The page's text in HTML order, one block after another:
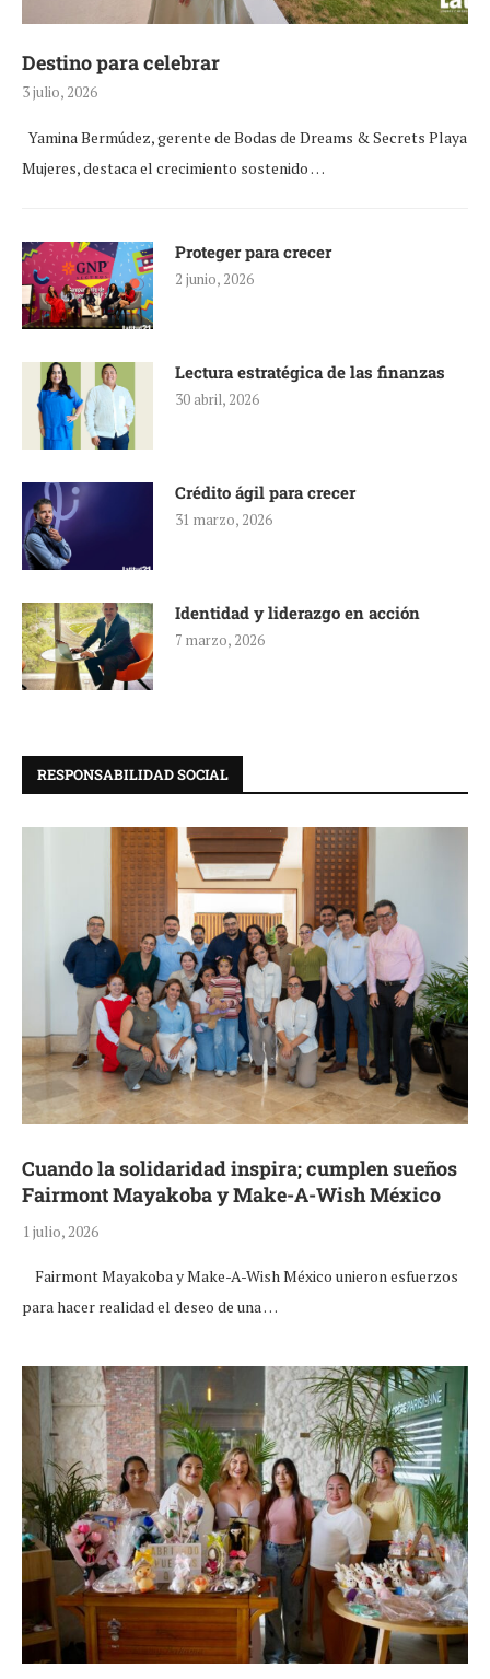
Destino para celebrar
3 julio, 2026
Yamina Bermúdez, gerente de Bodas de Dreams & Secrets Playa
Mujeres, destaca el crecimiento sostenido …
Proteger para crecer
2 junio, 2026
Lectura estratégica de las finanzas
30 abril, 2026
Crédito ágil para crecer
31 marzo, 2026
Identidad y liderazgo en acción
7 marzo, 2026
RESPONSABILIDAD SOCIAL
Cuando la solidaridad inspira; cumplen sueños
Fairmont Mayakoba y Make-A-Wish México
1 julio, 2026
Fairmont Mayakoba y Make-A-Wish México unieron esfuerzos
para hacer realidad el deseo de una …